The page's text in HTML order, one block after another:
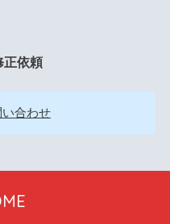
正依頼
合わせ